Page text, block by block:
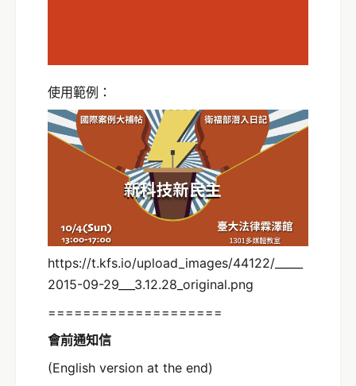
使用範例：
https://t.kfs.io/upload_images/44122/_____
2015-09-29___3.12.28_original.png
====================
會前通知信
(English version at the end)